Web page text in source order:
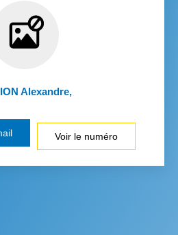
Alexandre,
Voir le numéro